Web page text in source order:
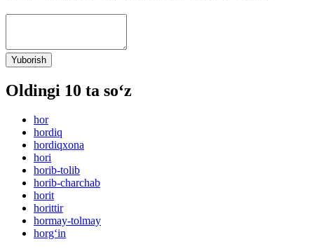
Yuborish
Oldingi 10 ta so‘z
hor
hordiq
hordiqxona
hori
horib-tolib
horib-charchab
horit
horittir
hormay-tolmay
horg‘in